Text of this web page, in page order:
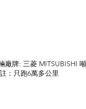
廠牌: 三菱 MITSUBISHI
：只跑6萬多公里